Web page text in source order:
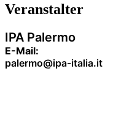
Veranstalter
IPA Palermo
E-Mail:
palermo@ipa-italia.it